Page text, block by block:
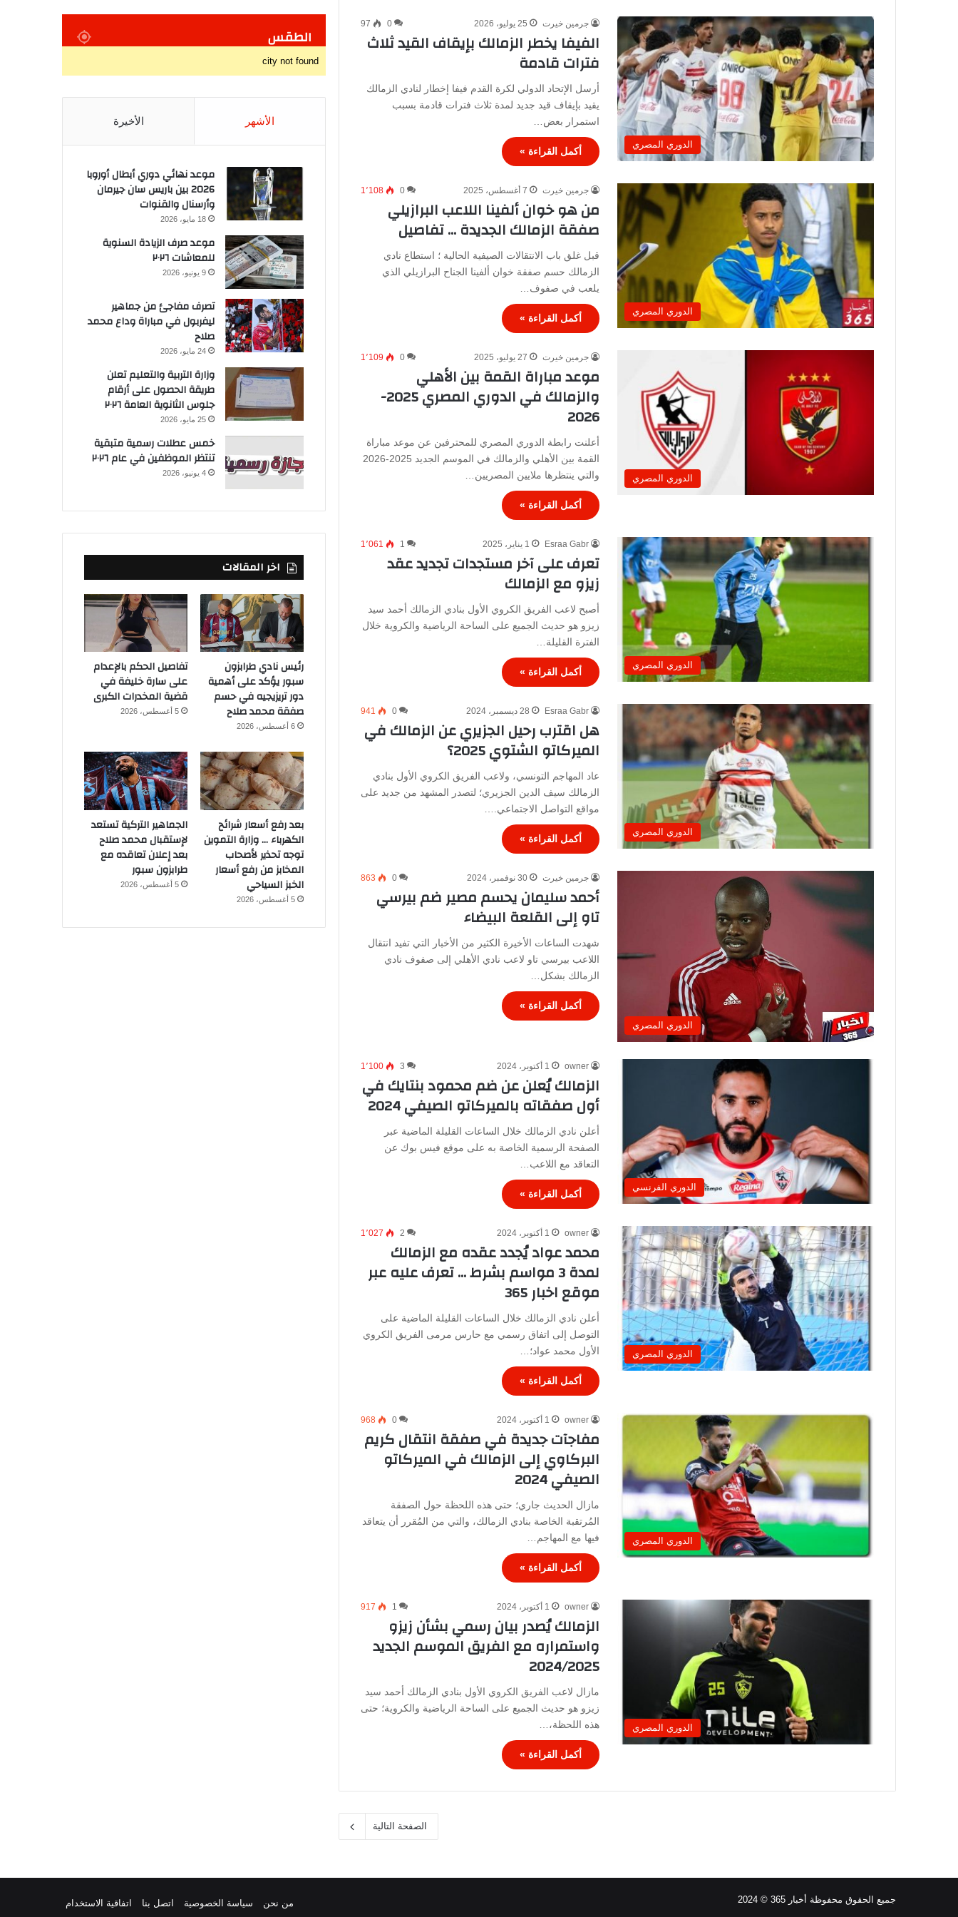
الدوري المصري
جرمين خيرت 25 يوليو، 2026 0
97
الفيفا يخطر الزمالك بإيقاف القيد ثلاث
فترات قادمة
أرسل الإتحاد الدولي لكرة القدم فيفا إخطار لنادي الزمالك
يقيد بإيقاف قيد جديد لمدة ثلاث فترات قادمة بسبب
استمرار بعض…
أكمل القراءة »
الدوري المصري
جرمين خيرت 7 أغسطس، 2025 0 1٬108
من هو خوان ألفينا اللاعب البرازيلي
صفقة الزمالك الجديدة … تفاصيل
قبل غلق باب الانتقالات الصيفية الحالية ؛ استطاع نادي
الزمالك حسم صفقة خوان ألفينا الجناح البرازيلي الذي
يلعب في صفوف…
أكمل القراءة »
الدوري المصري
جرمين خيرت 27 يوليو، 2025 0 1٬109
موعد مباراة القمة بين الأهلي
والزمالك في الدوري المصري 2025-
2026
أعلنت رابطة الدوري المصري للمحترفين عن موعد مباراة
القمة بين الأهلي والزمالك في الموسم الجديد 2025-2026
والتي ينتظرها ملايين المصريين…
أكمل القراءة »
الدوري المصري
Esraa Gabr 1 يناير، 2025 1 1٬061
تعرف على آخر مستجدات تجديد عقد
زيزو مع الزمالك
أصبح لاعب الفريق الكروي الأول بنادي الزمالك أحمد سيد
زيزو هو حديث الجميع على الساحة الرياضية والكروية خلال
الفترة القليلة…
أكمل القراءة »
الدوري المصري
Esraa Gabr 28 ديسمبر، 2024 0
941
هل اقترب رحيل الجزيري عن الزمالك في
الميركاتو الشتوي 2025؟
عاد المهاجم التونسي، ولاعب الفريق الكروي الأول بنادي
الزمالك سيف الدين الجزيري؛ لتصدر المشهد من جديد على
مواقع التواصل الاجتماعي.…
أكمل القراءة »
الدوري المصري
جرمين خيرت 30 نوفمبر، 2024 0
863
أحمد سليمان يحسم مصير ضم بيرسي
تاو إلى القلعة البيضاء
شهدت الساعات الأخيرة الكثير من الأخبار التي تفيد انتقال
اللاعب بيرسي تاو لاعب نادي الأهلي إلى صفوف نادي
الزمالك بشكل…
أكمل القراءة »
الدوري الفرنسي
owner 1 أكتوبر، 2024 3 1٬100
الزمالك يُعلن عن ضم محمود بنتايك في
أول صفقاته بالميركاتو الصيفي 2024
أعلن نادي الزمالك خلال الساعات القليلة الماضية عبر
الصفحة الرسمية الخاصة به على موقع فيس بوك عن
التعاقد مع اللاعب…
أكمل القراءة »
الدوري المصري
owner 1 أكتوبر، 2024 2 1٬027
محمد عواد يُجدد عقده مع الزمالك
لمدة 3 مواسم بشرط … تعرف عليه عبر
موقع اخبار 365
أعلن نادي الزمالك خلال الساعات القليلة الماضية على
التوصل إلى اتفاق رسمي مع حارس مرمى الفريق الكروي
الأول محمد عواد؛…
أكمل القراءة »
الدوري المصري
owner 1 أكتوبر، 2024 0
968
مفاجآت جديدة في صفقة انتقال كريم
البركاوي إلى الزمالك في الميركاتو
الصيفي 2024
مازال الحديث جاري؛ حتى هذه اللحظة حول الصفقة
المُرتقبة الخاصة بنادي الزمالك، والتي من المُقرر أن يتعاقد
فيها مع المهاجم…
أكمل القراءة »
الدوري المصري
owner 1 أكتوبر، 2024 1
917
الزمالك يُصدر بيان رسمي بشأن زيزو
واستمراره مع الفريق الموسم الجديد
2024/2025
مازال لاعب الفريق الكروي الأول بنادي الزمالك أحمد سيد
زيزو هو حديث الجميع على الساحة الرياضية والكروية؛ حتى
هذه اللحظة،…
أكمل القراءة »
الصفحة التالية
الطقس
city not found
الأشهر الأخيرة
موعد نهائي دوري أبطال أوروبا
2026 بين باريس سان جيرمان
وأرسنال والقنوات
18 مايو، 2026
موعد صرف الزيادة السنوية
للمعاشات ٢٠٢٦
9 يونيو، 2026
تصرف مفاجئ من جماهير
ليفربول في مباراة وداع محمد
صلاح
24 مايو، 2026
وزارة التربية والتعليم تعلن
طريقة الحصول على أرقام
جلوس الثانوية العامة ٢٠٢٦
25 مايو، 2026
خمس عطلات رسمية متبقية
تنتظر الموظفين في عام ٢٠٢٦
4 يونيو، 2026
اخر المقالات
رئيس نادي طرابزون
سبور يؤكد على أهمية
دور تريزيجيه في حسم
صفقة محمد صلاح
6 أغسطس، 2026
تفاصيل الحكم بالإعدام
على سارة خليفة في
قضية المخدرات الكبرى
5 أغسطس، 2026
بعد رفع أسعار شرائح
الكهرباء … وزارة التموين
توجه تحذير لأصحاب
المخابز من رفع أسعار
الخبز السياحي
5 أغسطس، 2026
الجماهير التركية تستعد
لإستقبال محمد صلاح
بعد إعلان تعاقده مع
طرابزون سبور
5 أغسطس، 2026
جميع الحقوق محفوظة أخبار 365 © 2024 من نحن سياسة الخصوصية اتصل بنا اتفاقية الاستخدام